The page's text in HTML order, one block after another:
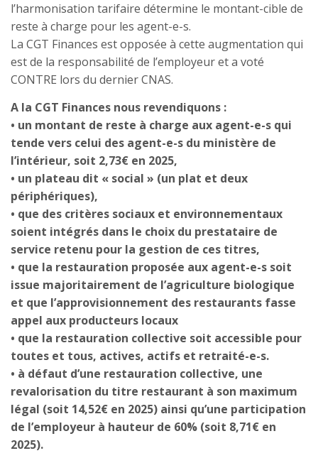
l’harmonisation tarifaire détermine le montant-cible de
reste à charge pour les agent-e-s.
La CGT Finances est opposée à cette augmentation qui
est de la responsabilité de l’employeur et a voté
CONTRE lors du dernier CNAS.
A la CGT Finances nous revendiquons :
• un montant de reste à charge aux agent-e-s qui
tende vers celui des agent-e-s du ministère de
l’intérieur, soit 2,73€ en 2025,
• un plateau dit « social » (un plat et deux
périphériques),
• que des critères sociaux et environnementaux
soient intégrés dans le choix du prestataire de
service retenu pour la gestion de ces titres,
• que la restauration proposée aux agent-e-s soit
issue majoritairement de l’agriculture biologique
et que l’approvisionnement des restaurants fasse
appel aux producteurs locaux
• que la restauration collective soit accessible pour
toutes et tous, actives, actifs et retraité-e-s.
• à défaut d’une restauration collective, une
revalorisation du titre restaurant à son maximum
légal (soit 14,52€ en 2025) ainsi qu’une participation
de l’employeur à hauteur de 60% (soit 8,71€ en
2025).